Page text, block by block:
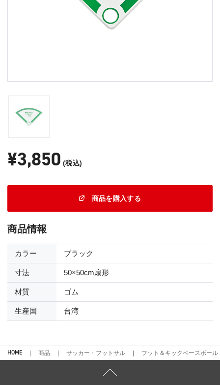
¥3,850 (税込)
商品を購入する
商品情報
カラー ブラック
寸法 50×50cm扇形
材質 ゴム
生産国 台湾
HOME 商品 サッカー・フットサル フット＆キックベースボール